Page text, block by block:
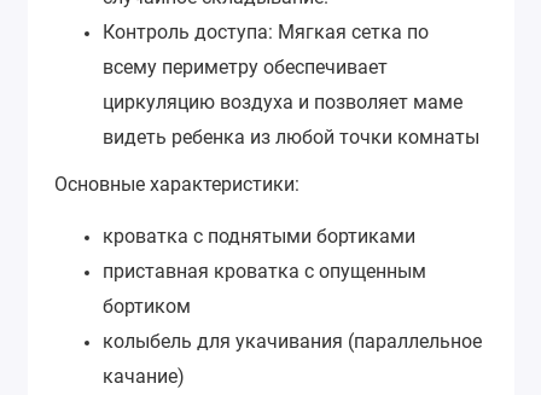
Контроль доступа: Мягкая сетка по
всему периметру обеспечивает
циркуляцию воздуха и позволяет маме
видеть ребенка из любой точки комнаты
Основные характеристики:
кроватка с поднятыми бортиками
приставная кроватка с опущенным
бортиком
колыбель для укачивания (параллельное
качание)